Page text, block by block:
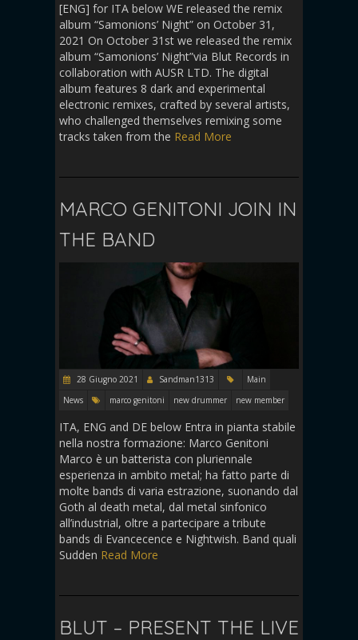
[ENG] for ITA below WE released the remix
album “Samonions’ Night” on October 31,
2021 On October 31st we released the remix
album “Samonions’ Night”via Blut Records in
collaboration with AUSR LTD. The digital
album features 8 dark and experimental
electronic remixes, crafted by several artists,
who challenged themselves remixing some
tracks taken from the Read More
MARCO GENITONI JOIN IN
THE BAND
28 Giugno 2021 Sandman1313
Main
News
marco genitoni new drummer new member
ITA, ENG and DE below Entra in pianta stabile
nella nostra formazione: Marco Genitoni
Marco è un batterista con pluriennale
esperienza in ambito metal; ha fatto parte di
molte bands di varia estrazione, suonando dal
Goth al death metal, dal metal sinfonico
all’industrial, oltre a partecipare a tribute
bands di Evancecence e Nightwish. Band quali
Sudden Read More
BLUT – PRESENT THE LIVE